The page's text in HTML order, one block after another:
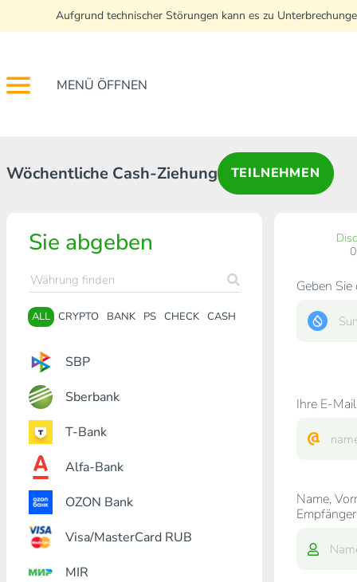
Aufgrund technischer Störungen kann es zu
MENÜ ÖFFNEN
Wöchentliche Cash-Ziehung TEILNEHMEN
Sie abgeben
ALL CRYPTO BANK PS CHECK CASH
SBP
Sberbank
T-Bank
Alfa-Bank
OZON Bank
Visa/MasterCard RUB
MIR
Geben
Ihre E-Mail
Name,